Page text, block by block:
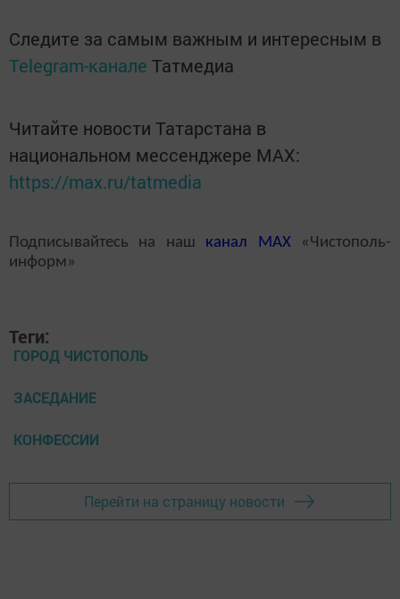
Следите за самым важным и интересным в
Telegram-канале Татмедиа
Читайте новости Татарстана в
национальном мессенджере MАХ:
https://max.ru/tatmedia
Подписывайтесь на наш канал MAX«Чистополь-
информ»
Теги:
ГОРОД ЧИСТОПОЛЬ
ЗАСЕДАНИЕ
КОНФЕССИИ
Перейти на страницу новости